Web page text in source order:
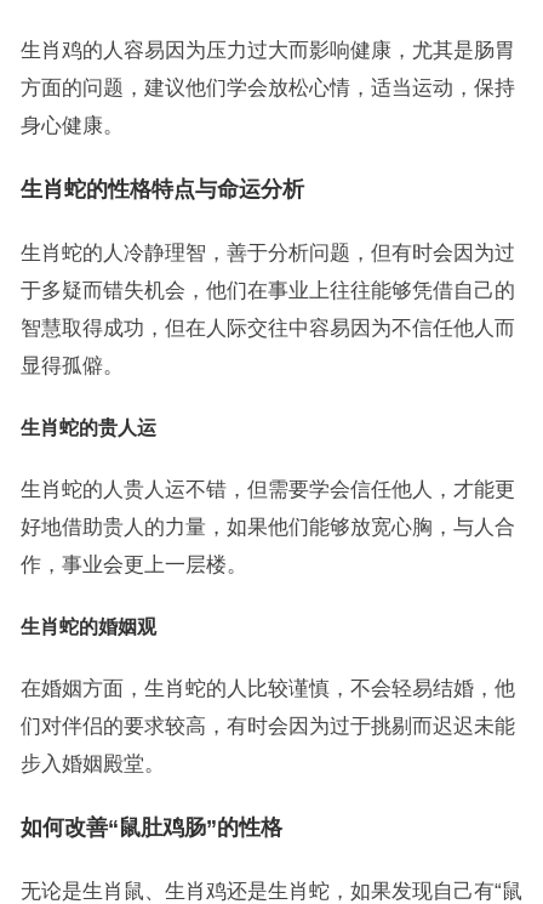
生肖鸡的人容易因为压力过大而影响健康，尤其是肠胃
方面的问题，建议他们学会放松心情，适当运动，保持
身心健康。
生肖蛇的性格特点与命运分析
生肖蛇的人冷静理智，善于分析问题，但有时会因为过
于多疑而错失机会，他们在事业上往往能够凭借自己的
智慧取得成功，但在人际交往中容易因为不信任他人而
显得孤僻。
生肖蛇的贵人运
生肖蛇的人贵人运不错，但需要学会信任他人，才能更
好地借助贵人的力量，如果他们能够放宽心胸，与人合
作，事业会更上一层楼。
生肖蛇的婚姻观
在婚姻方面，生肖蛇的人比较谨慎，不会轻易结婚，他
们对伴侣的要求较高，有时会因为过于挑剔而迟迟未能
步入婚姻殿堂。
如何改善“鼠肚鸡肠”的性格
无论是生肖鼠、生肖鸡还是生肖蛇，如果发现自己有“鼠